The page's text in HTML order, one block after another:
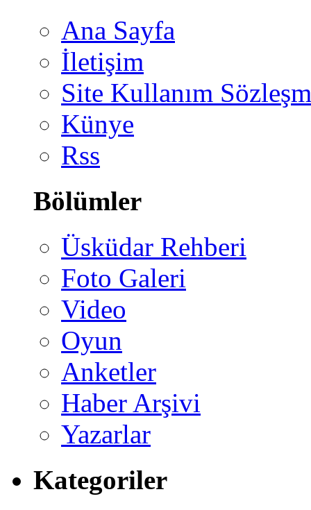
Ana Sayfa
İletişim
Site Kullanım
Künye
Rss
Bölümler
Üsküdar Rehberi
Foto Galeri
Video
Oyun
Anketler
Haber Arşivi
Yazarlar
Kategoriler